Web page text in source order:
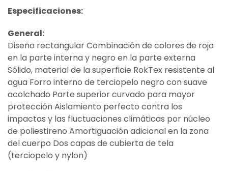
Especificaciones:
General:
Diseño rectangular Combinación de colores de rojo
en la parte interna y negro en la parte externa
Sólido, material de la superficie RokTex resistente al
agua Forro interno de terciopelo negro con suave
acolchado Parte superior curvado para mayor
protección Aislamiento perfecto contra los
impactos y las fluctuaciones climáticas por núcleo
de poliestireno Amortiguación adicional en la zona
del cuerpo Dos capas de cubierta de tela
(terciopelo y nylon)